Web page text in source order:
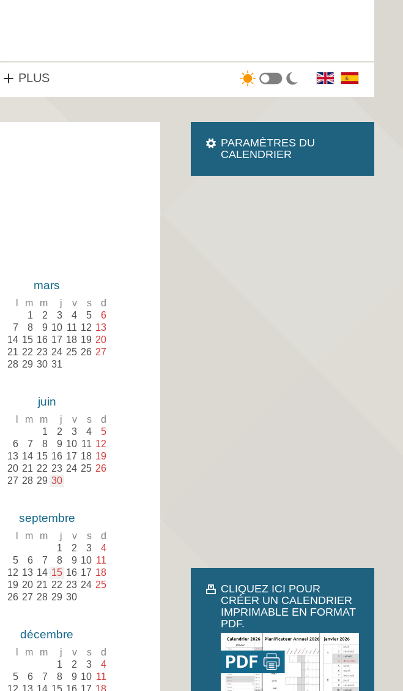
PLUS
mars
m m j v s d
1 2 3 4 5 6
7 8 9 10 11 12 13
14 15 16 17 18 19 20
21 22 23 24 25 26 27
28 29 30 31
juin
m m j v s d
1 2 3 4 5
6 7 8 9 10 11 12
13 14 15 16 17 18 19
20 21 22 23 24 25 26
27 28 29 30
septembre
m m j v s d
1 2 3 4
5 6 7 8 9 10 11
12 13 14 15 16 17 18
19 20 21 22 23 24 25
26 27 28 29 30
décembre
m m j v s d
1 2 3 4
5 6 7 8 9 10 11
12 13 14 15 16 17 18
PARAMÈTRES DU
CALENDRIER
CLIQUEZ ICI POUR
CRÉER UN CALENDRIER
IMPRIMABLE EN FORMAT
PDF.